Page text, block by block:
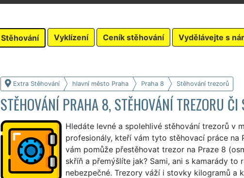
Stěhování Vyklízení Ceník stěhování Vydělávejte s
Extra Stěhování hlavní město Praha Praha 8 Stěhování trezorů
STĚHOVÁNÍ PRAHA 8, STĚHOVÁNÍ TREZORU ČI
Hledáte levné a spolehlivé stěhování trezorů v
profesionály, kteří vám tyto stěhovací práce na
vám pomůže přestěhovat trezor na Praze 8
skříň a přemýšlíte jak? Sami, ani s kamarády
nebezpečné. Trezory váží i stovky kilogramů